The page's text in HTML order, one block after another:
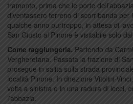
tramonto, prima che le porte
diventassero terreno di scorribanda per
qualche anno purtroppo, in attesa di
San Giusto al Pinone è visitabile solo
Come raggiungerla. Partendo da
Vergheretana. Passata la frazione di
prosegue in salita sulla strada
località Pinone. In direzione Vitolini-
volta a sinistra e in una radura di lecci,
l’abbazia.